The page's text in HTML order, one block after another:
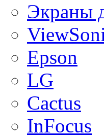
Экраны
Epson
LG
Cactus
InFocus